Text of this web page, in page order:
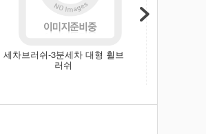
세차브러쉬-3분세차 대형 휠브
러쉬